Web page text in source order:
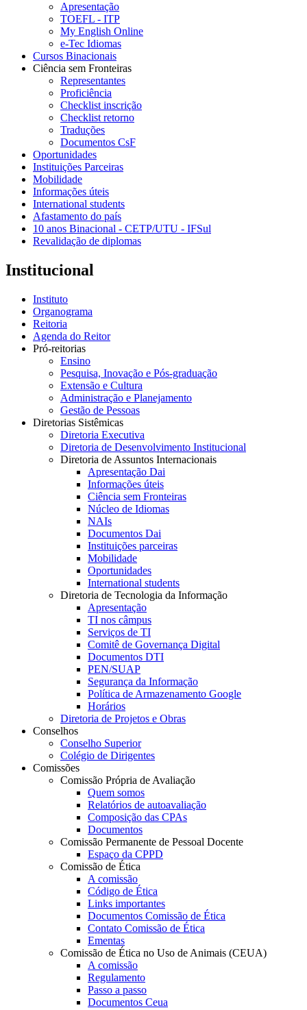
Apresentação
TOEFL - ITP
My English Online
e-Tec Idiomas
Cursos Binacionais
Ciência sem Fronteiras
Representantes
Proficiência
Checklist inscrição
Checklist retorno
Traduções
Documentos CsF
Oportunidades
Instituições Parceiras
Mobilidade
Informações úteis
International students
Afastamento do país
10 anos Binacional - CETP/UTU - IFSul
Revalidação de diplomas
Institucional
Instituto
Organograma
Reitoria
Agenda do Reitor
Pró-reitorias
Ensino
Pesquisa, Inovação e Pós-graduação
Extensão e Cultura
Administração e Planejamento
Gestão de Pessoas
Diretorias Sistêmicas
Diretoria Executiva
Diretoria de Desenvolvimento Institucional
Diretoria de Assuntos Internacionais
Apresentação Dai
Informações úteis
Ciência sem Fronteiras
Núcleo de Idiomas
NAIs
Documentos Dai
Instituições parceiras
Mobilidade
Oportunidades
International students
Diretoria de Tecnologia da Informação
Apresentação
TI nos câmpus
Serviços de TI
Comitê de Governança Digital
Documentos DTI
PEN/SUAP
Segurança da Informação
Política de Armazenamento Google
Horários
Diretoria de Projetos e Obras
Conselhos
Conselho Superior
Colégio de Dirigentes
Comissões
Comissão Própria de Avaliação
Quem somos
Relatórios de autoavaliação
Composição das CPAs
Documentos
Comissão Permanente de Pessoal Docente
Espaço da CPPD
Comissão de Ética
A comissão
Código de Ética
Links importantes
Documentos Comissão de Ética
Contato Comissão de Ética
Ementas
Comissão de Ética no Uso de Animais (CEUA)
A comissão
Regulamento
Passo a passo
Documentos Ceua